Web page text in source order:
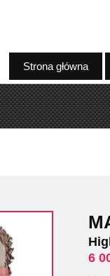
Strona główna
6